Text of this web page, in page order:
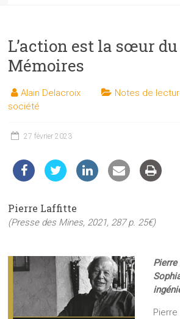
les
sciences
et
les
techniques
du
L’action est la sœur
Mémoires
Alain Delacroix Notes de
société
27 février 2023
Pierre Laffitte
(Presse des Mines, 2021, 287 p. 25€)
Pierre